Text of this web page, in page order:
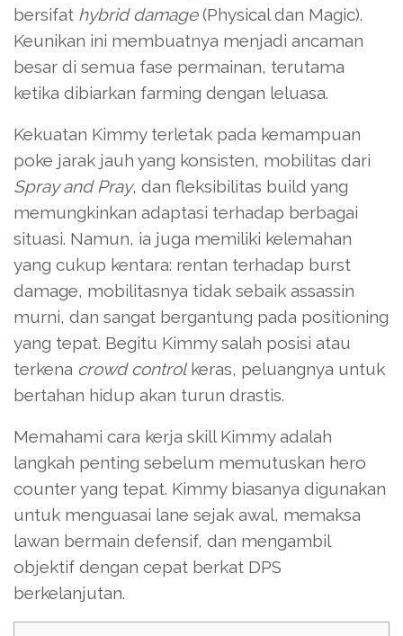
bersifat hybrid damage(Physical dan Magic).
Keunikan ini membuatnya menjadi ancaman
besar di semua fase permainan, terutama
ketika dibiarkan farming dengan leluasa.
Kekuatan Kimmy terletak pada kemampuan
poke jarak jauh yang konsisten, mobilitas dari
Spray and Pray, dan fleksibilitas build yang
memungkinkan adaptasi terhadap berbagai
situasi. Namun, ia juga memiliki kelemahan
yang cukup kentara: rentan terhadap burst
damage, mobilitasnya tidak sebaik assassin
murni, dan sangat bergantung pada positioning
yang tepat. Begitu Kimmy salah posisi atau
terkena crowd controlkeras, peluangnya untuk
bertahan hidup akan turun drastis.
Memahami cara kerja skill Kimmy adalah
langkah penting sebelum memutuskan hero
counter yang tepat. Kimmy biasanya digunakan
untuk menguasai lane sejak awal, memaksa
lawan bermain defensif, dan mengambil
objektif dengan cepat berkat DPS
berkelanjutan.